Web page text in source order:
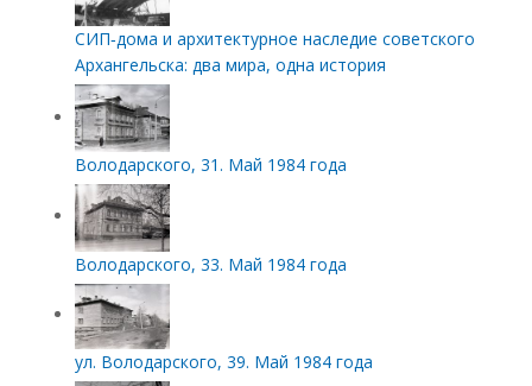
СИП‑дома и архитектурное наследие советского
Архангельска: два мира, одна история
Володарского, 31. Май 1984 года
Володарского, 33. Май 1984 года
ул. Володарского, 39. Май 1984 года